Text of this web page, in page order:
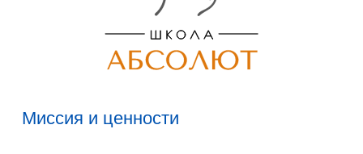
Миссия и ценности